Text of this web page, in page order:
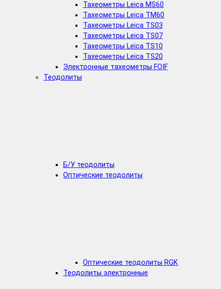
Тахеометры Leica MS60
Тахеометры Leica TM60
Тахеометры Leica TS03
Тахеометры Leica TS07
Тахеометры Leica TS10
Тахеометры Leica TS20
Электронные тахеометры FOIF
Теодолиты
Б/У теодолиты
Оптические теодолиты
Оптические теодолиты RGK
Теодолиты электронные